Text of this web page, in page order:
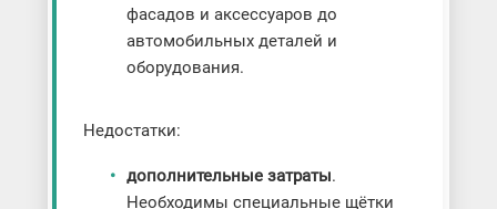
фасадов и аксессуаров до
автомобильных деталей и
оборудования.
Недостатки:
дополнительные затраты.
Необходимы специальные щётки